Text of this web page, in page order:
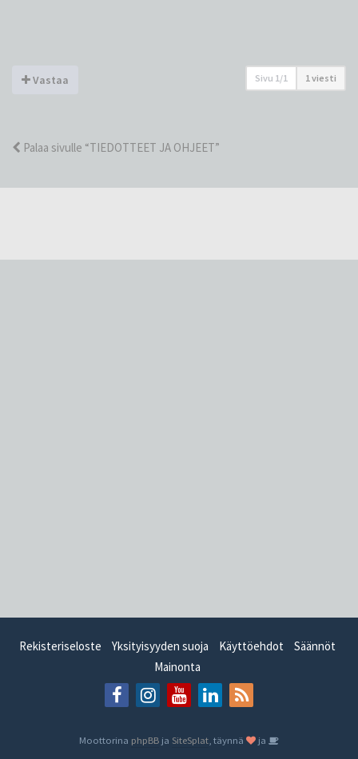
Vastaa Sivu 1/1 1 viesti
Palaa sivulle “TIEDOTTEET JA OHJEET”
Rekisteriseloste Yksityisyyden suoja Käyttöehdot
Säännöt
Mainonta
Moottorina phpBB ja SiteSplat , täynnä
ja